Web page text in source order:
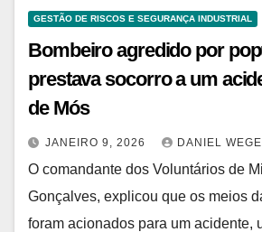
GESTÃO DE RISCOS E SEGURANÇA INDUSTRIAL
Bombeiro agredido por
prestava socorro a um
de Mós
JANEIRO 9, 2026 DANIEL WEGE
O comandante dos Voluntários de
Gonçalves, explicou que os meios
foram acionados para um acidente,